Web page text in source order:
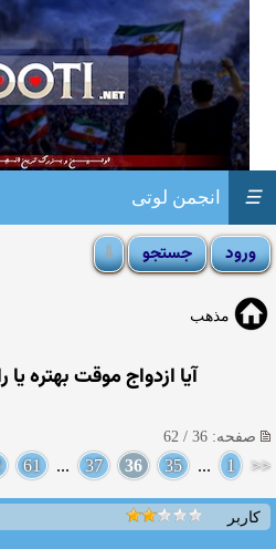
انجمن لوتی ☰
مذهب
آیا ازدواج موقت بهتره
صفحه: 36 / 62
<<
1
...
35
36
37
...
61
کاربر